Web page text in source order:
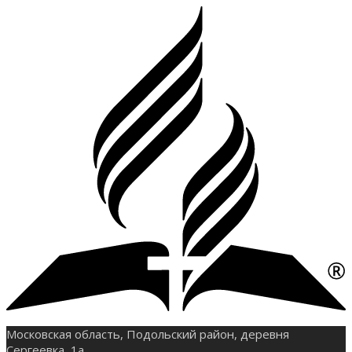
Московская область, Подольский район, деревня